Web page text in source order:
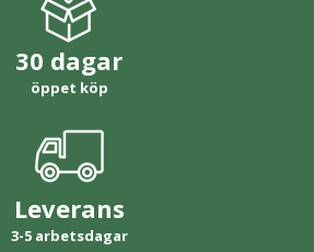
30 dagar
öppet köp
Leverans
3-5 arbetsdagar